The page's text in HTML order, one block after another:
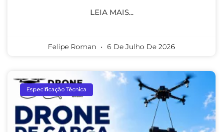
LEIA MAIS...
Felipe Roman 6 De Julho De 2026
Especificação Técnica